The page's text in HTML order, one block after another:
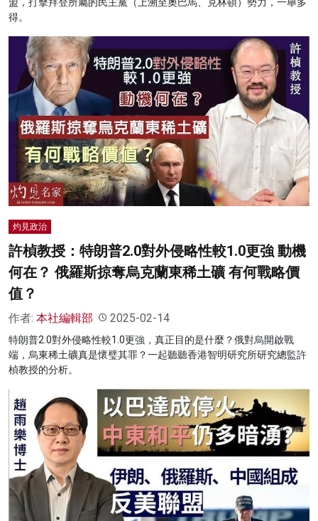
得。
灼見政治
許楨教授：特朗普2.0對外侵略性較1.0更強 動機
何在？ 俄羅斯掠奪烏克蘭東稀土礦 有何戰略價
值？
作者: 本社編輯部 2025-02-14
特朗普2.0對外侵略性較1.0更強，真正目的是什麼？俄對烏開啟戰
端，烏東稀土礦真是懷璧其罪？一起聽聽香港智明研究所研究總監許
楨教授的分析。